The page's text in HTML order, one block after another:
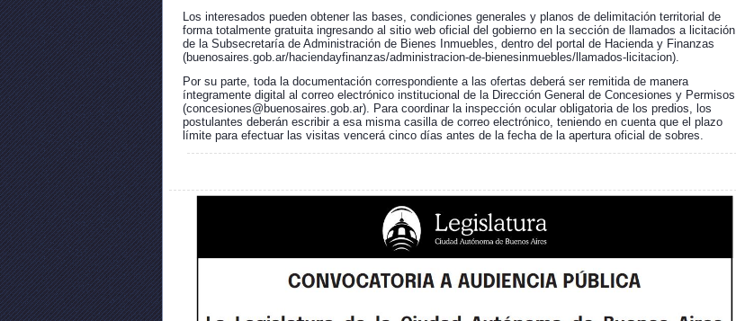
Los interesados pueden obtener las bases, condiciones generales y planos de delimitación territorial de
forma totalmente gratuita ingresando al sitio web oficial del gobierno en la sección de llamados a licitación
de la Subsecretaría de Administración de Bienes Inmuebles, dentro del portal de Hacienda y Finanzas
(buenosaires.gob.ar/haciendayfinanzas/administracion-de-bienesinmuebles/llamados-licitacion).
Por su parte, toda la documentación correspondiente a las ofertas deberá ser remitida de manera
íntegramente digital al correo electrónico institucional de la Dirección General de Concesiones y Permisos
(concesiones@buenosaires.gob.ar). Para coordinar la inspección ocular obligatoria de los predios, los
postulantes deberán escribir a esa misma casilla de correo electrónico, teniendo en cuenta que el plazo
límite para efectuar las visitas vencerá cinco días antes de la fecha de la apertura oficial de sobres.